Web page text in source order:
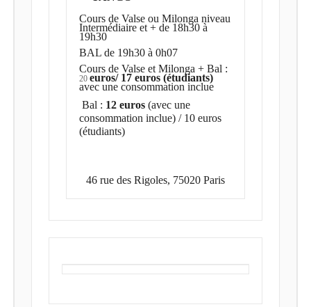
Cours de Valse ou Milonga niveau
Intermédiaire et + de 18h30 à
19h30
BAL de 19h30 à 0h07
Cours de Valse et Milonga + Bal :
20 euros/ 17 euros (étudiants)
avec une consommation inclue
Bal : 12 euros (avec une
consommation inclue) / 10 euros
(étudiants)
46 rue des Rigoles, 75020 Paris